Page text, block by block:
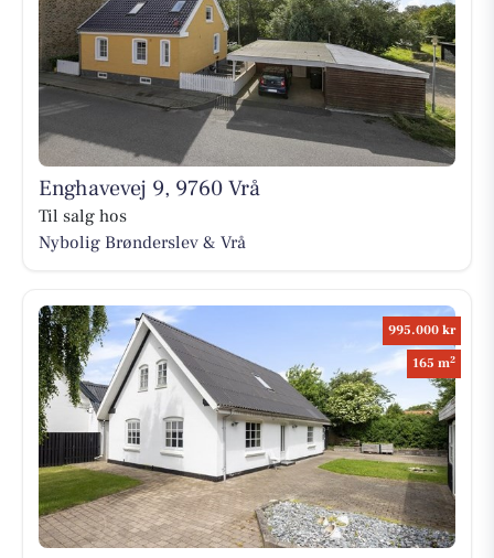
Enghavevej 9, 9760 Vrå
Til salg hos
Nybolig Brønderslev & Vrå
995.000 kr
165 m2